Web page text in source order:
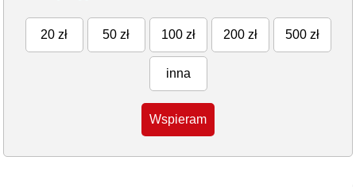
20 zł 50 zł 100 zł 200 zł 500 zł
inna
Wspieram